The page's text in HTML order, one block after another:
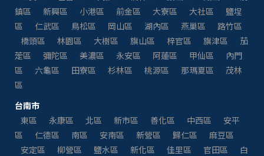
鎮區
新興區 小港區 前金區 大寮區 大社區
鹽埕
區
仁武區 鳥松區 岡山區 湖內區 燕巢區
路竹區
橋頭區
林園區 大樹區 旗山區 梓官區 旗津區
茄
萣區
彌陀區 美濃區 永安區 阿蓮區 甲仙區
內門
區
六龜區 田寮區 杉林區 桃源區 那瑪夏區
茂林
區
台南市
東區
永康區 北區 新市區 善化區 中西區
安平
區
仁德區 南區 安南區 新營區 歸仁區
麻豆區
安定區
柳營區 鹽水區 新化區 佳里區 官田區
白